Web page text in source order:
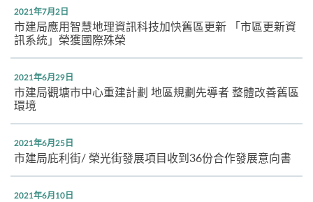
2021年7月2日
市建局應用智慧地理資訊科技加快舊區更新 「市區更新資
訊系統」榮獲國際殊榮
2021年6月29日
市建局觀塘市中心重建計劃 地區規劃先導者 整體改善舊區
環境
2021年6月25日
市建局庇利街/ 榮光街發展項目收到36份合作發展意向書
2021年6月10日